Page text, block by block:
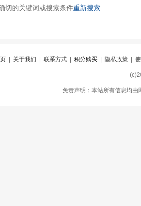
切的关键词或搜索条件重新搜索
关于我们 联系方式 积分购买 隐私政策
免责声明：本站所有信息均由